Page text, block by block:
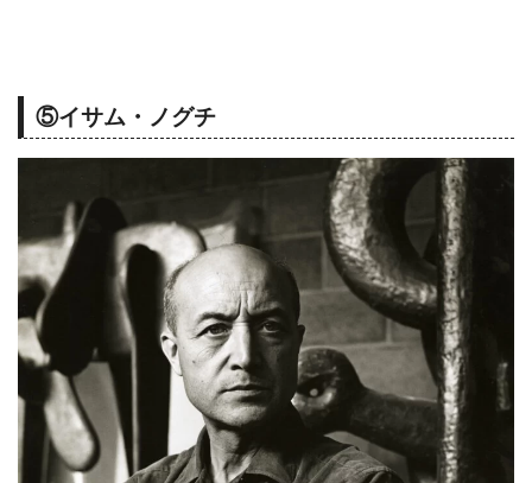
⑤イサム・ノグチ